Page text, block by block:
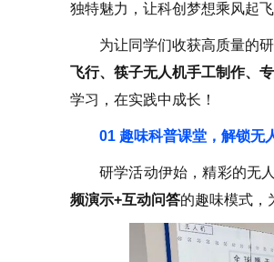
独特魅力，让科创梦想乘风起飞
为让同学们收获高质量的
飞行、筷子无人机手工制作、
学习，在实践中成长！
01 趣味科普课堂，解锁无
研学活动伊始，精彩的无
频演示+互动问答的趣味模式，